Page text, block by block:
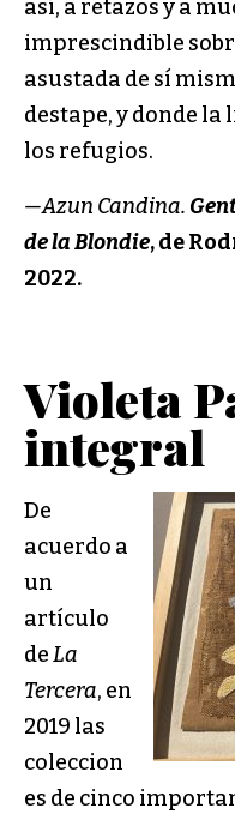
así, a retazos y a
imprescindible
asustada de sí
destape, y donde la
los refugios.
—Azun Candina.
de la Blondie, de
2022.
Violeta
integral
De
acuerdo a
un
artículo
deLa
Tercera, en
2019 las
coleccion
es de cinco